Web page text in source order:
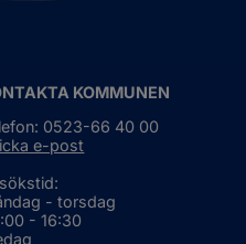
KOMMUNEN
0523-66 40 00
e-post
- torsdag
- 16:30